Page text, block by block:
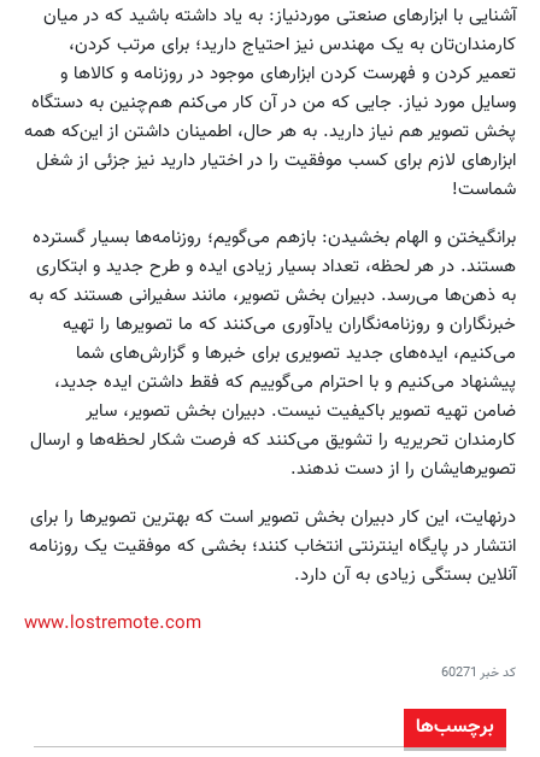
آشنایی با ابزارهای صنعتی موردنیاز: به یاد داشته باشید که در میان
کارمندان‌تان به یک مهندس نیز احتیاج دارید؛ برای مرتب کردن،
تعمیر کردن و فهرست کردن ابزارهای موجود در روزنامه و کالاها و
وسایل مورد نیاز. جایی که من در آن کار می‌کنم هم‌چنین به دستگاه
پخش تصویر هم نیاز دارید. به هر حال، اطمینان داشتن از این‌که همه
ابزارهای لازم برای کسب موفقیت را در اختیار دارید نیز جزئی از شغل
شماست!
برانگیختن و الهام بخشیدن: بازهم می‌گویم؛ روزنامه‌ها بسیار گسترده
هستند. در هر لحظه، تعداد بسیار زیادی ایده و طرح جدید و ابتکاری
به ذهن‌ها می‌رسد. دبیران بخش تصویر، مانند سفیرانی هستند که به
خبرنگاران و روزنامه‌نگاران یادآوری می‌کنند که ما تصویرها را تهیه
می‌کنیم، ایده‌های جدید تصویری برای خبرها و گزارش‌های شما
پیشنهاد می‌کنیم و با احترام می‌گوییم که فقط داشتن ایده جدید،
ضامن تهیه تصویر باکیفیت نیست. دبیران بخش تصویر، سایر
کارمندان تحریریه را تشویق می‌کنند که فرصت شکار لحظه‌ها و ارسال
تصویرهایشان را از دست ندهند.
درنهایت، این کار دبیران بخش تصویر است که بهترین تصویرها را برای
انتشار در پایگاه اینترنتی انتخاب کنند؛ بخشی که موفقیت یک روزنامه
آنلاین بستگی زیادی به آن دارد.
www.lostremote.com
کد خبر 60271
برچسب‌ها